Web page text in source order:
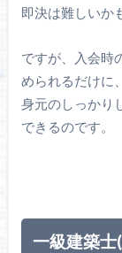
即決は難しいか
ですが、入会時
められるだけに、
身元のしっかり
できるのです。
一級建築